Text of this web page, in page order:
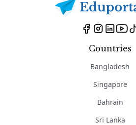
Countries
Bangladesh
Singapore
Bahrain
Sri Lanka